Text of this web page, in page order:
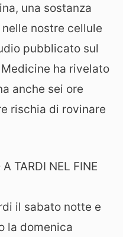
una sostanza
nostre cellule
pubblicato sul
ha rivelato
anche sei ore
rischia di rovinare
TARDI NEL FINE
il sabato notte e
la domenica